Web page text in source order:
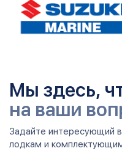
Мы здесь,
на ваши
Задайте интересующий
лодкам и